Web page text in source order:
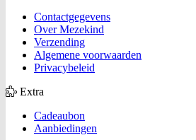
Contactgegevens
Over Mezekind
Verzending
Algemene voorwaarden
Privacybeleid
Extra
Cadeaubon
Aanbiedingen